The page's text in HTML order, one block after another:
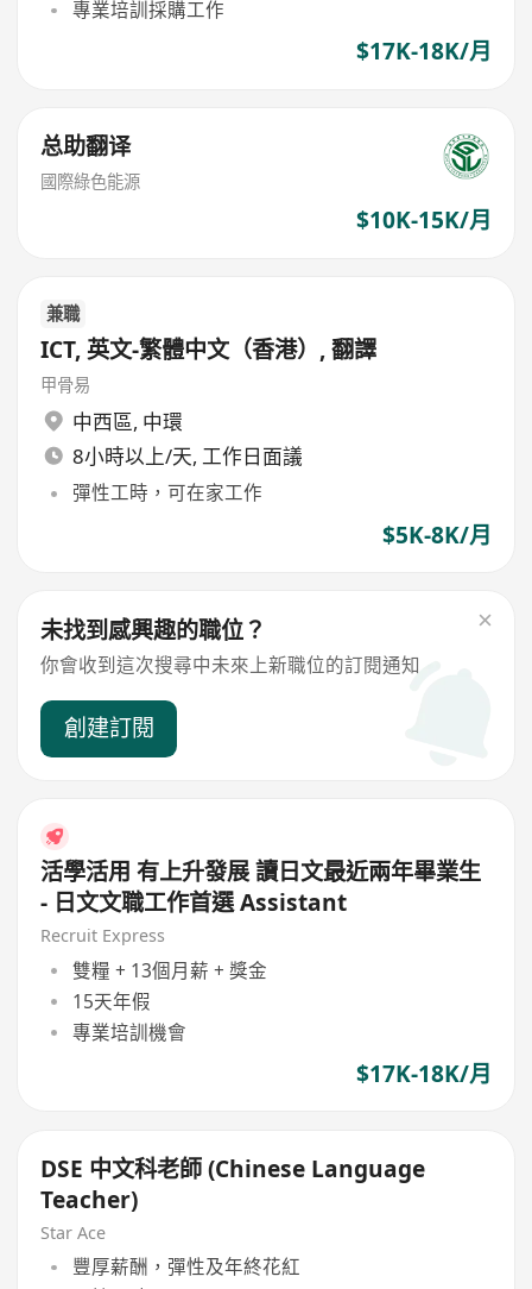
專業培訓採購工作
$17K-18K/月
总助翻译
國際綠色能源
$10K-15K/月
兼職
ICT, 英文-繁體中文（香港）, 翻譯
甲骨易
中西區, 中環
8小時以上/天, 工作日面議
彈性工時，可在家工作
$5K-8K/月
未找到感興趣的職位？
你會收到這次搜尋中未來上新職位的訂閱通知
創建訂閱
活學活用 有上升發展 讀日文最近兩年畢業生
- 日文文職工作首選 Assistant
Recruit Express
雙糧 + 13個月薪 + 獎金
15天年假
專業培訓機會
$17K-18K/月
DSE 中文科老師 (Chinese Language
Teacher)
Star Ace
豐厚薪酬，彈性及年終花紅